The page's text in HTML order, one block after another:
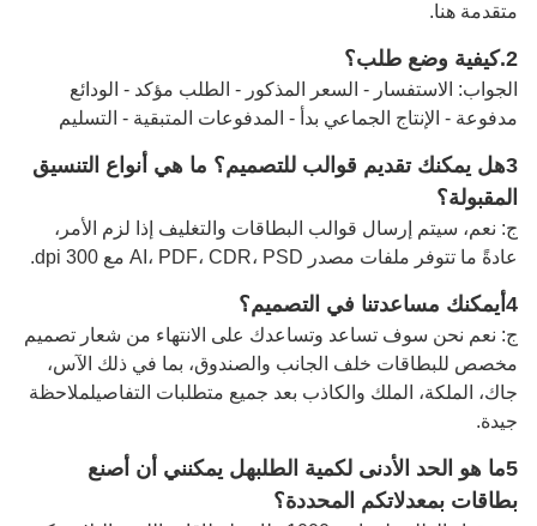
متقدمة هنا.
2. كيفية وضع طلب؟
الجواب: الاستفسار - السعر المذكور - الطلب مؤكد - الودائع
مدفوعة - الإنتاج الجماعي بدأ - المدفوعات المتبقية - التسليم
3هل يمكنك تقديم قوالب للتصميم؟ ما هي أنواع التنسيق
المقبولة؟
ج: نعم، سيتم إرسال قوالب البطاقات والتغليف إذا لزم الأمر،
عادةً ما تتوفر ملفات مصدر AI، PDF، CDR، PSD مع 300 dpi.
4أيمكنك مساعدتنا في التصميم؟
ج: نعم نحن سوف تساعد وتساعدك على الانتهاء من شعار تصميم
مخصص للبطاقات خلف الجانب والصندوق، بما في ذلك الآس،
جاك، الملكة، الملك والكاذب بعد جميع متطلبات التفاصيلملاحظة
جيدة.
5ما هو الحد الأدنى لكمية الطلب
هل يمكنني أن أصنع
بطاقات بمعدلاتكم المحددة؟